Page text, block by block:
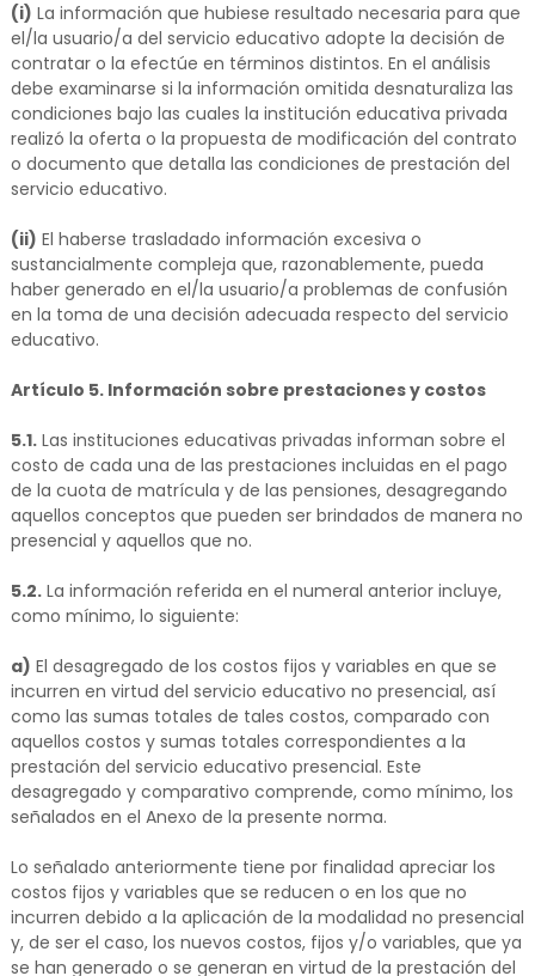
(i) La información que hubiese resultado necesaria para que
el/la usuario/a del servicio educativo adopte la decisión de
contratar o la efectúe en términos distintos. En el análisis
debe examinarse si la información omitida desnaturaliza las
condiciones bajo las cuales la institución educativa privada
realizó la oferta o la propuesta de modificación del contrato
o documento que detalla las condiciones de prestación del
servicio educativo.
(ii) El haberse trasladado información excesiva o
sustancialmente compleja que, razonablemente, pueda
haber generado en el/la usuario/a problemas de confusión
en la toma de una decisión adecuada respecto del servicio
educativo.
Artículo 5. Información sobre prestaciones y costos
5.1.Las instituciones educativas privadas informan sobre el
costo de cada una de las prestaciones incluidas en el pago
de la cuota de matrícula y de las pensiones, desagregando
aquellos conceptos que pueden ser brindados de manera no
presencial y aquellos que no.
5.2.La información referida en el numeral anterior incluye,
como mínimo, lo siguiente:
a) El desagregado de los costos fijos y variables en que se
incurren en virtud del servicio educativo no presencial, así
como las sumas totales de tales costos, comparado con
aquellos costos y sumas totales correspondientes a la
prestación del servicio educativo presencial. Este
desagregado y comparativo comprende, como mínimo, los
señalados en el Anexo de la presente norma.
Lo señalado anteriormente tiene por finalidad apreciar los
costos fijos y variables que se reducen o en los que no
incurren debido a la aplicación de la modalidad no presencial
y, de ser el caso, los nuevos costos, fijos y/o variables, que ya
se han generado o se generan en virtud de la prestación del